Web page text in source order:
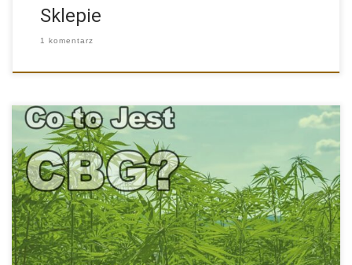
Sklepie
1 komentarz
CBG Oraz Efekty Jego Stosowania Kannabigerol, zwany CBG jest
mniej […]